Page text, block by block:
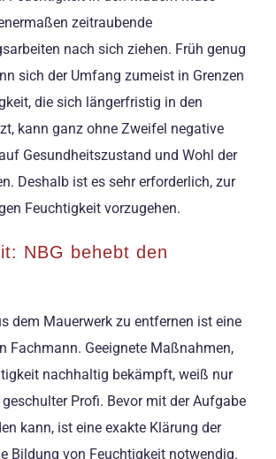
zeitraubende
nach sich ziehen. Früh genug
sich der Umfang zumeist in Grenzen
die sich längerfristig in den
kann ganz ohne Zweifel negative
Gesundheitszustand und Wohl der
Deshalb ist es sehr erforderlich, zur
Feuchtigkeit vorzugehen.
NBG behebt den
dem Mauerwerk zu entfernen ist eine
Fachmann. Geeignete Maßnahmen,
nachhaltig bekämpft, weiß nur
Profi. Bevor mit der Aufgabe
kann, ist eine exakte Klärung der
Bildung von Feuchtigkeit notwendig.